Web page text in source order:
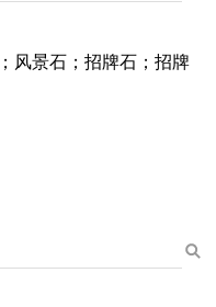
风景石；招牌石；招牌